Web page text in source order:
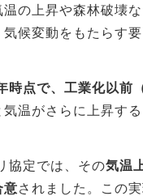
の上昇や森林破壊
候変動をもたらす
時点で、工業化以
気温がさらに上昇す
協定では、その気温
意されました。
この